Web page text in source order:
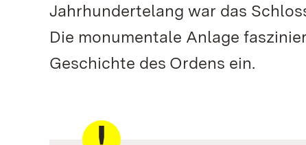
Jahrhundertelang war das
Die monumentale Anlage
Geschichte des Ordens ein.